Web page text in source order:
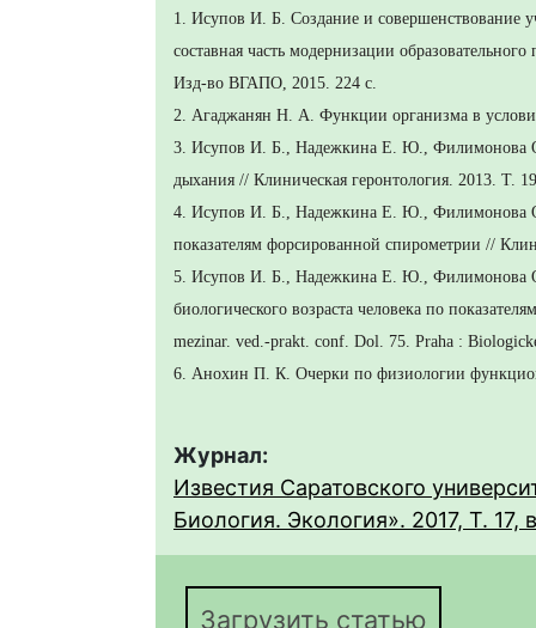
1. Исупов И. Б. Создание и совершенствование
составная часть модернизации
Изд-во ВГАПО, 2015. 224 с.
2. Агаджанян Н. А. Функции организма в
3. Исупов И. Б., Надежкина Е. Ю., Филимонова О.
дыхания // Клиническая геронтология. 2013. Т.
4. Исупов И. Б., Надежкина Е. Ю., Филимонова О.
показателям форсированной спирометрии //
5. Исупов И. Б., Надежкина Е. Ю., Филимонова О.
биологического возраста человека по
mezinar. ved.-prakt. conf. Dol. 75. Praha :
6. Анохин П. К. Очерки по физиологии
Журнал:
Известия Саратовского
Биология. Экология». 2017, Т. 17,
Загрузить статью